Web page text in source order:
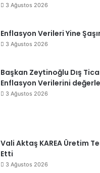
3 Ağustos 2026
Enflasyon Verileri Yine
3 Ağustos 2026
Başkan Zeytinoğlu Dış
Enflasyon Verilerini
3 Ağustos 2026
Vali Aktaş KAREA Üretim
Etti
3 Ağustos 2026